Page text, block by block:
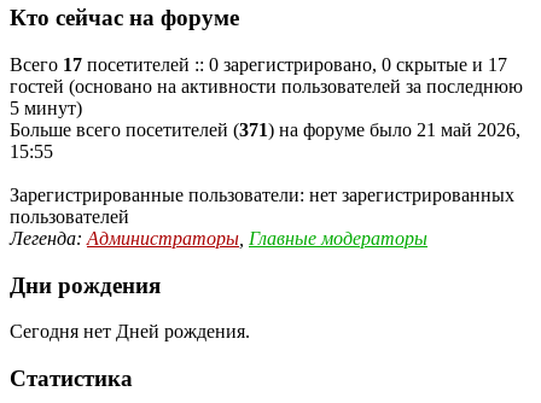
Кто сейчас на форуме
Всего 17 посетителей :: 0 зарегистрировано, 0 скрытые и 17
гостей (основано на активности пользователей за последнюю
5 минут)
Больше всего посетителей (371) на форуме было 21 май 2026,
15:55
Зарегистрированные пользователи: нет зарегистрированных
пользователей
Легенда: Администраторы Главные модераторы
Дни рождения
Сегодня нет Дней рождения.
Статистика